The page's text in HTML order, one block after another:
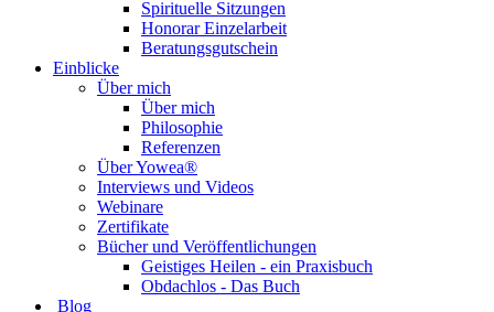
Spirituelle Sitzungen
Honorar Einzelarbeit
Beratungsgutschein
Einblicke
Über mich
Über mich
Philosophie
Referenzen
Über Yowea®
Interviews und Videos
Webinare
Zertifikate
Bücher und Veröffentlichungen
Geistiges Heilen - ein Praxisbuch
Obdachlos - Das Buch
Blog